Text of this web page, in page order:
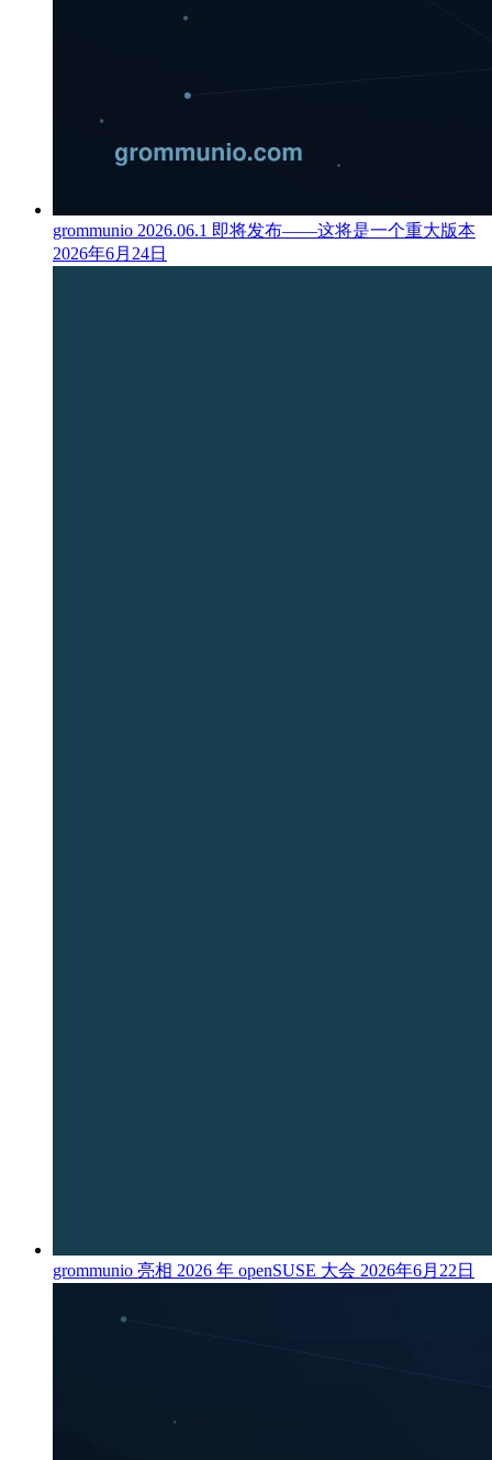
grommunio 2026.06.1 即将发布——这将是一个重大版本
2026年6月24日
grommunio 亮相 2026 年 openSUSE 大会 2026年6月22日